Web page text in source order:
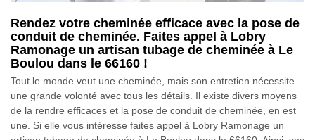
Rendez votre cheminée efficace avec la pose de
conduit de cheminée. Faites appel à Lobry
Ramonage un artisan tubage de cheminée à Le
Boulou dans le 66160 !
Tout le monde veut une cheminée, mais son entretien nécessite
une grande volonté avec tous les détails. Il existe divers moyens
de la rendre efficaces et la pose de conduit de cheminée, en est
une. Si elle vous intéresse faites appel à Lobry Ramonage un